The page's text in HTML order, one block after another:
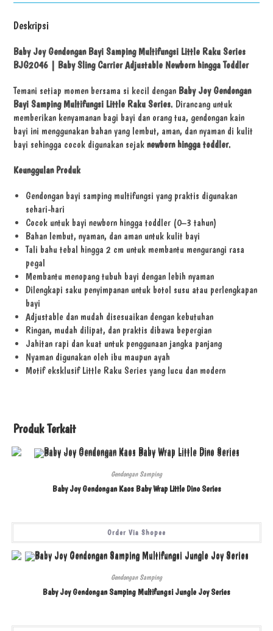
Deskripsi
Baby Joy Gendongan Bayi Samping Multifungsi Little Raku Series
BJG2046 | Baby Sling Carrier Adjustable Newborn hingga Toddler
Temani setiap momen bersama si kecil dengan Baby Joy Gendongan
Bayi Samping Multifungsi Little Raku Series. Dirancang untuk
memberikan kenyamanan bagi bayi dan orang tua, gendongan kain
bayi ini menggunakan bahan yang lembut, aman, dan nyaman di kulit
bayi sehingga cocok digunakan sejaknewborn hingga toddler.
Keunggulan Produk
Gendongan bayi samping multifungsi yang praktis digunakan
sehari-hari
Cocok untuk bayi newborn hingga toddler (0–3 tahun)
Bahan lembut, nyaman, dan aman untuk kulit bayi
Tali bahu tebal hingga 2 cm untuk membantu mengurangi rasa
pegal
Membantu menopang tubuh bayi dengan lebih nyaman
Dilengkapi saku penyimpanan untuk botol susu atau perlengkapan
bayi
Adjustable dan mudah disesuaikan dengan kebutuhan
Ringan, mudah dilipat, dan praktis dibawa bepergian
Jahitan rapi dan kuat untuk penggunaan jangka panjang
Nyaman digunakan oleh ibu maupun ayah
Motif eksklusif Little Raku Series yang lucu dan modern
Produk Terkait
Gendongan Samping
Baby Joy Gendongan Kaos Baby Wrap Little Dino Series
Order Via Shopee
Gendongan Samping
Baby Joy Gendongan Samping Multifungsi Jungle Joy Series